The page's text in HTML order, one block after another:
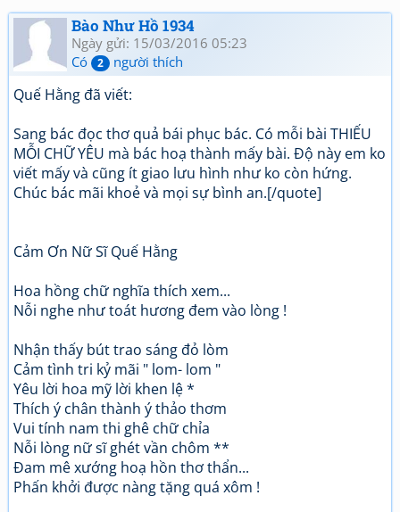
Bào Như Hồ 1934
Ngày gửi: 15/03/2016 05:23
Có
2 người thích
Quế Hằng đã viết:
Sang bác đọc thơ quả bái phục bác. Có mỗi bài THIẾU
MỖI CHỮ YÊU mà bác hoạ thành mấy bài. Độ này em ko
viết mấy và cũng ít giao lưu hình như ko còn hứng.
Chúc bác mãi khoẻ và mọi sự bình an.[/quote]
Cảm Ơn Nữ Sĩ Quế Hằng
Hoa hồng chữ nghĩa thích xem...
Nỗi nghe như toát hương đem vào lòng !
Nhận thấy bút trao sáng đỏ lòm
Cảm tình tri kỷ mãi " lom- lom "
Yêu lời hoa mỹ lời khen lệ *
Thích ý chân thành ý thảo thơm
Vui tính nam thi ghê chữ chỉa
Nỗi lòng nữ sĩ ghét vần chôm **
Đam mê xướng hoạ hồn thơ thẩn...
Phấn khởi được nàng tặng quá xôm !